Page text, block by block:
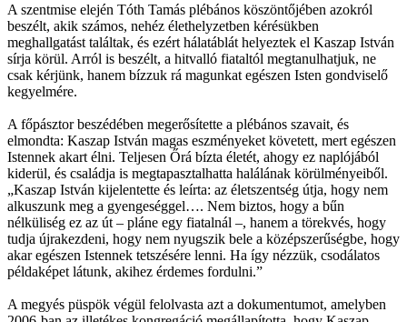
A szentmise elején Tóth Tamás plébános köszöntőjében azokról
beszélt, akik számos, nehéz élethelyzetben kérésükben
meghallgatást találtak, és ezért hálatáblát helyeztek el Kaszap István
sírja körül. Arról is beszélt, a hitvalló fiataltól megtanulhatjuk, ne
csak kérjünk, hanem bízzuk rá magunkat egészen Isten gondviselő
kegyelmére.
A főpásztor beszédében megerősítette a plébános szavait, és
elmondta: Kaszap István magas eszményeket követett, mert egészen
Istennek akart élni. Teljesen Őrá bízta életét, ahogy ez naplójából
kiderül, és családja is megtapasztalhatta halálának körülményeiből.
„Kaszap István kijelentette és leírta: az életszentség útja, hogy nem
alkuszunk meg a gyengeséggel…. Nem biztos, hogy a bűn
nélküliség ez az út – pláne egy fiatalnál –, hanem a törekvés, hogy
tudja újrakezdeni, hogy nem nyugszik bele a középszerűségbe, hogy
akar egészen Istennek tetszésére lenni. Ha így nézzük, csodálatos
példaképet látunk, akihez érdemes fordulni.”
A megyés püspök végül felolvasta azt a dokumentumot, amelyben